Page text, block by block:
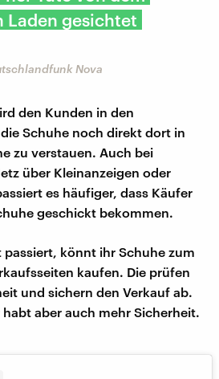
Laden gesichtet
Nova
den Kunden in den
Schuhe noch direkt dort in
zu verstauen. Auch bei
über Kleinanzeigen oder
es häufiger, dass Käufer
geschickt bekommen.
könnt ihr Schuhe zum
kaufen. Die prüfen
und sichern den Verkauf ab.
habt aber auch mehr Sicherheit.